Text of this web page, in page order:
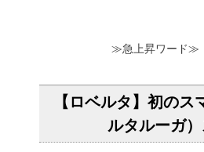
≫急上昇ワード
【ロベルタ】初の
ルタルーガ